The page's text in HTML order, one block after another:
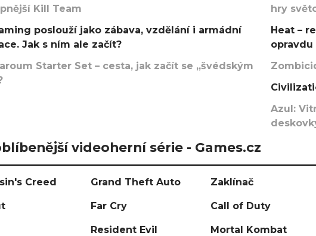
Kill Team
poslouží jako zábava, vzdělání i armádní
Jak s ním ale začít?
Starter Set – cesta, jak začít se „švédským
hry
Heat –
Azul:
videoherní série - Games.cz
Creed Grand Theft Auto Zaklínač
Far Cry Call of Duty
Resident Evil Mortal Kombat